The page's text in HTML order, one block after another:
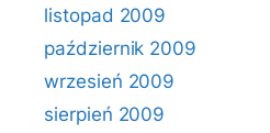
listopad 2009
październik 2009
wrzesień 2009
sierpień 2009